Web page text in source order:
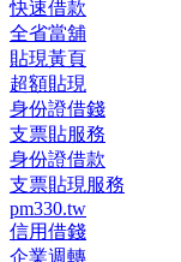
快速借款
全省當舖
貼現黃頁
超額貼現
身份證借錢
支票貼服務
身份證借款
支票貼現服務
pm330.tw
信用借錢
企業週轉